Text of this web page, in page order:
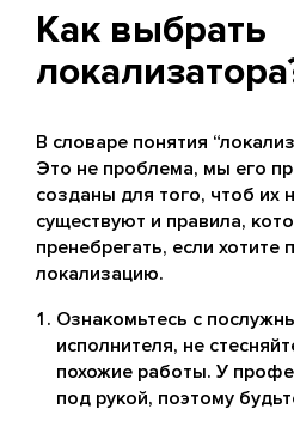
Как выбрать
В словаре понятия
Это не проблема, мы его
созданы для того, чтоб их
существуют и правила,
пренебрегать, если хотите
локализацию.
Ознакомьтесь с
исполнителя, не
похожие работы. У
под рукой, поэтому